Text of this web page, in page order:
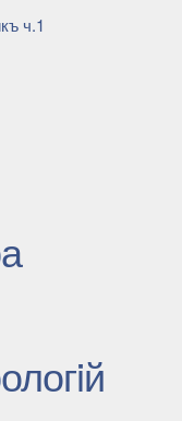
ч.1